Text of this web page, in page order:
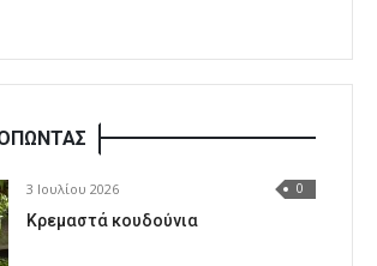
3 Ιουλίου 2026 0
Κρεμαστά κουδούνια